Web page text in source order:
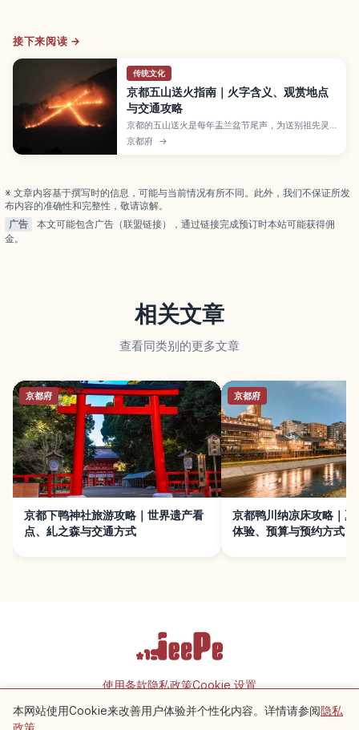
接下来阅读 →
传统文化
京都五山送火指南｜火字含义、观赏地点
与交通攻略
京都的五山送火是每年盂兰盆节尾声，为送别祖先灵
魂而在五座山上点燃火字的传统佛教仪式。本文介绍
“大文字”“妙法”“船形”“左大文字”“鸟居形”等火字的由
程。
京都府 →
※ 文章内容基于撰写时的信息，可能与当前情况有所不同。此外，我们不保证所发
布内容的准确性和完整性，敬请谅解。
广告
本文可能包含广告（联盟链接），通过链接完成预订时本站可能获得佣
金。
相关文章
查看同类别的更多文章
京都府
京都下鸭神社旅游攻略｜世界遗产看
点、糺之森与交通方式
京都府
京都鸭川纳凉床攻略｜夏
体验、预算与预约方式
附近景点
使用条款隐私政策Cookie 设置
本网站使用Cookie来改善用户体验并个性化内容。详情请参阅隐私
政策